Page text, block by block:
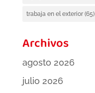
trabaja en el exterior(65)
Archivos
agosto 2026
julio 2026